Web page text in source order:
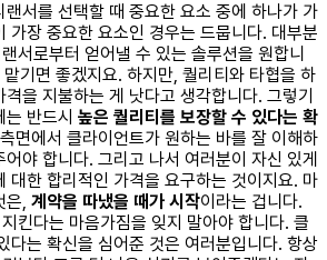
서를 선택할 때 중요한 요소 중에 하나가 가
가장 중요한 요소인 경우는 드뭅니다. 대부분
서로부터 얻어낼 수 있는 솔루션을 원합니
기면 좋겠지요. 하지만, 퀄리티와 타협을 하
을 지불하는 게 낫다고 생각합니다. 그렇기
반드시 높은 퀄리티를 보장할 수 있다는 확
면에서 클라이언트가 원하는 바를 잘 이해하
야 합니다. 그리고 나서 여러분이 자신 있게
대한 합리적인 가격을 요구하는 것이지요. 마
은, 계약을 따냈을 때가 시작이라는 겁니다.
킨다는 마음가짐을 잊지 말아야 합니다. 클
다는 확신을 심어준 것은 여러분입니다. 항상